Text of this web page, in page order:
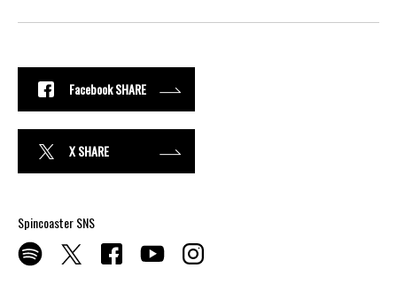
Facebook SHARE
X SHARE
Spincoaster SNS